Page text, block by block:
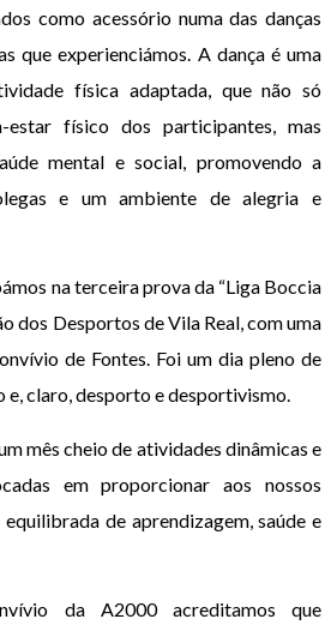
como acessório numa das danças
que experienciámos. A dança é uma
física adaptada, que não só
físico dos participantes, mas
mental e social, promovendo a
e um ambiente de alegria e
na terceira prova da “Liga Boccia
dos Desportos de Vila Real, com uma
de Fontes. Foi um dia pleno de
e, claro, desporto e desportivismo.
mês cheio de atividades dinâmicas e
em proporcionar aos nossos
de aprendizagem, saúde e
da A2000 acreditamos que